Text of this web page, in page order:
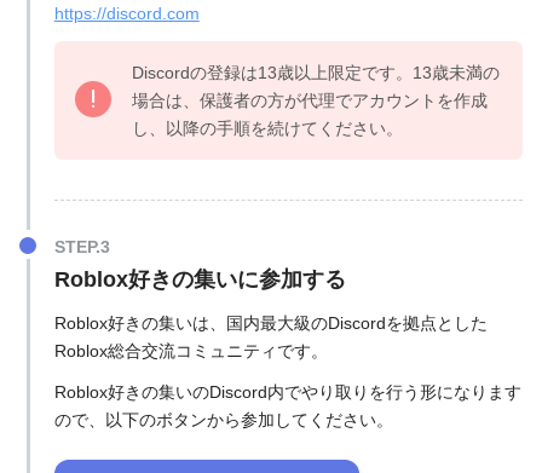
https://discord.com
Discordの登録は13歳以上限定です。13歳未満の
場合は、保護者の方が代理でアカウントを作成
し、以降の手順を続けてください。
Roblox好きの集いに参加する
Roblox好きの集いは、国内最大級のDiscordを拠点とした
Roblox総合交流コミュニティです。
Roblox好きの集いのDiscord内でやり取りを行う形になります
ので、以下のボタンから参加してください。